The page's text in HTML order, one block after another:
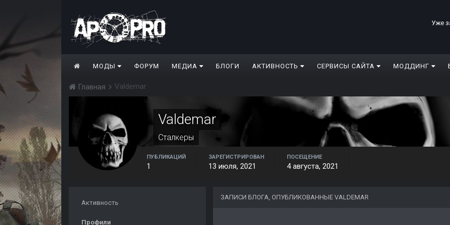
Уже
МОДЫ ФОРУМ МЕДИА БЛОГИ АКТИВНОСТЬ СЕРВИСЫ САЙТА МОДДИНГ
Главная Valdemar
Valdemar
Сталкеры
ПУБЛИКАЦИЙ
1
ЗАРЕГИСТРИРОВАН
13 июля, 2021
ПОСЕЩЕНИЕ
4 августа, 2021
Активность
Профили
ЗАПИСИ БЛОГА, ОПУБЛИКОВАННЫЕ VALDEMAR